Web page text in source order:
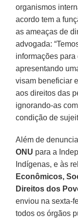
organismos
acordo tem a
as ameaças de
advogada:
informações
apresentando
visam beneficiar
aos direitos das
ignorando-as
condição de
Além de
ONU para a
Indígenas, e às
Econômicos,
Direitos dos
enviou na sexta-
todos os órgãos